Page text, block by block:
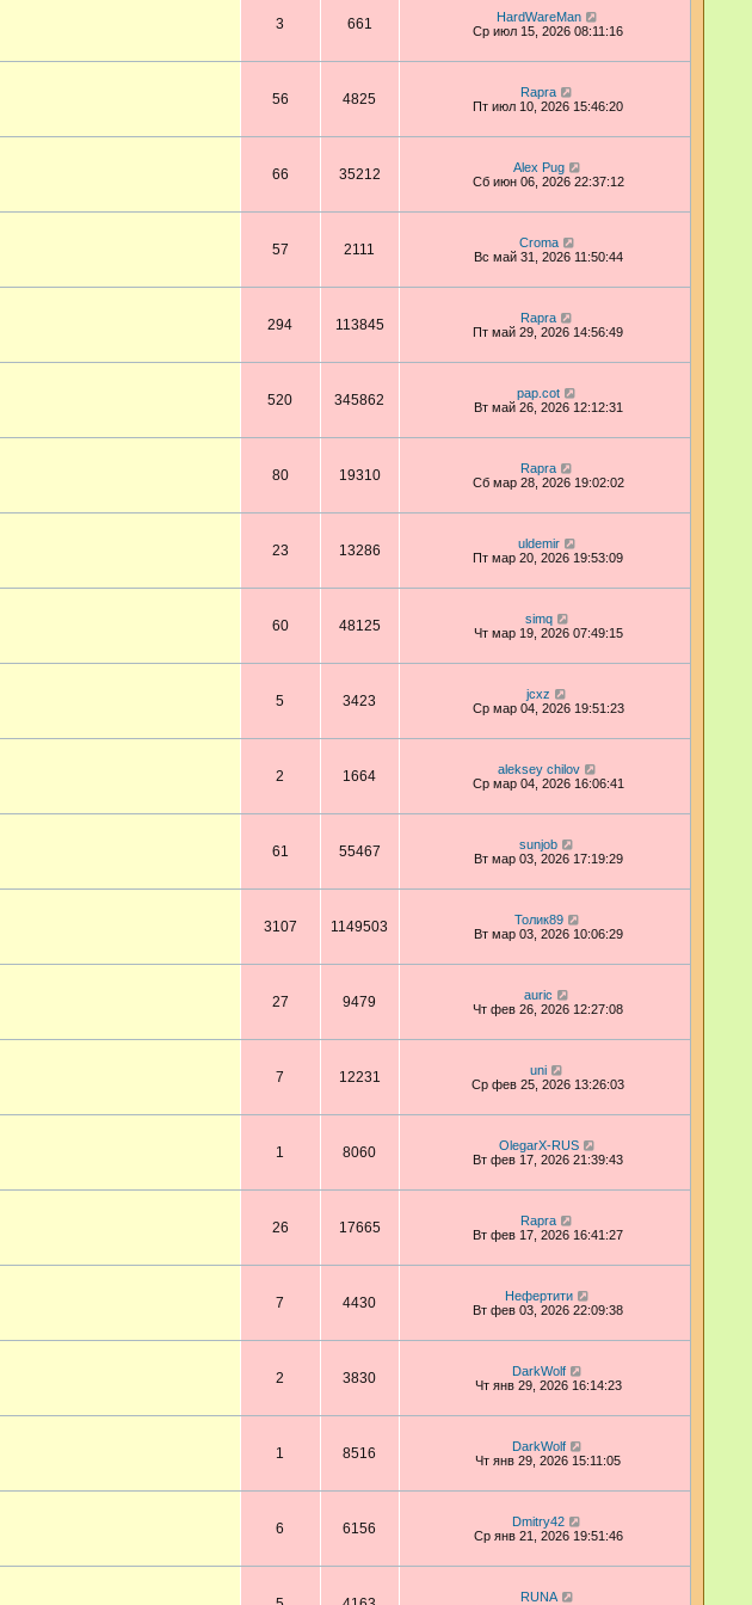
3 661
HardWareMan
Ср июл 15, 2026 08:11:16
56 4825
Rapra
Пт июл 10, 2026 15:46:20
66 35212
Alex Pug
Сб июн 06, 2026 22:37:12
57 2111
Croma
Вс май 31, 2026 11:50:44
294 113845
Rapra
Пт май 29, 2026 14:56:49
520 345862
pap.cot
Вт май 26, 2026 12:12:31
80 19310
Rapra
Сб мар 28, 2026 19:02:02
23 13286
uldemir
Пт мар 20, 2026 19:53:09
60 48125
simq
Чт мар 19, 2026 07:49:15
5 3423
jcxz
Ср мар 04, 2026 19:51:23
2 1664
aleksey chilov
Ср мар 04, 2026 16:06:41
61 55467
sunjob
Вт мар 03, 2026 17:19:29
3107 1149503
Толик89
Вт мар 03, 2026 10:06:29
27 9479
auric
Чт фев 26, 2026 12:27:08
7 12231
uni
Ср фев 25, 2026 13:26:03
1 8060
OlegarX-RUS
Вт фев 17, 2026 21:39:43
26 17665
Rapra
Вт фев 17, 2026 16:41:27
7 4430
Нефертити
Вт фев 03, 2026 22:09:38
2 3830
DarkWolf
Чт янв 29, 2026 16:14:23
1 8516
DarkWolf
Чт янв 29, 2026 15:11:05
6 6156
Dmitry42
Ср янв 21, 2026 19:51:46
RUNA